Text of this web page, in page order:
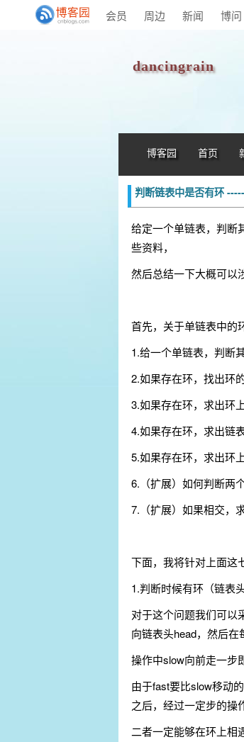
会员 周边 新闻 博问
dancingrain
博客园 首页
判断链表中是否有环
给定一个单链表，判断
些资料，
然后总结一下大概可以
首先，关于单链表中的
1.给一个单链表，判断
2.如果存在环，找出环
3.如果存在环，求出环
4.如果存在环，求出链
5.如果存在环，求出环
6.（扩展）如何判断两
7.（扩展）如果相交，
下面，我将针对上面这
1.判断时候有环（链表
对于这个问题我们可以
向链表头head，然后在
操作中slow向前走一步
由于fast要比slow移动
之后，经过一定步的操
二者一定能够在环上相